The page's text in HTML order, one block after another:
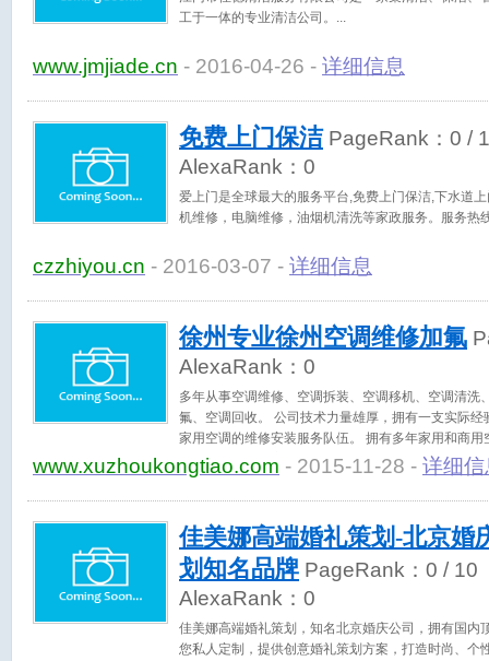
工于一体的专业清洁公司。
www.jmjiade.cn - 2016-04-26 - 详细信息
免费上门保洁PageRank： 0 /
AlexaRank： 0
爱上门是全球最大的服务平台,免费上门保洁,下水道
机维修，电脑维修，油烟机清洗等家政服务。服务热
czzhiyou.cn - 2016-03-07 - 详细信息
徐州专业徐州空调维修加氟
AlexaRank： 0
多年从事空调维修、空调拆装、空调移机、空调清洗
氟、空调回收。 公司技术力量雄厚，拥有一支实际
家用空调的维修安装服务队伍。 拥有多年家用和商
品牌空调销售、安装等售前、售后服务的专业技术人
www.xuzhoukongtiao.com - 2015-11-28 - 详细信
佳美娜高端婚礼策划-北京婚
划知名品牌 PageRank： 0 / 10
AlexaRank： 0
佳美娜高端婚礼策划，知名北京婚庆公司，拥有国内
您私人定制，提供创意婚礼策划方案，打造时尚、个